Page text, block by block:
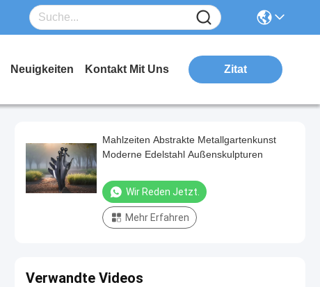
Neuigkeiten Kontakt Mit Uns Zitat
Mahlzeiten Abstrakte Metallgartenkunst
Moderne Edelstahl Außenskulpturen
Wir Reden Jetzt.
Mehr Erfahren
Verwandte Videos